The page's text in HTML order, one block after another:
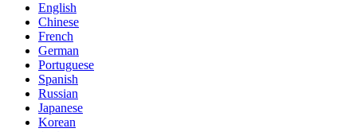
English
Chinese
French
German
Portuguese
Spanish
Russian
Japanese
Korean